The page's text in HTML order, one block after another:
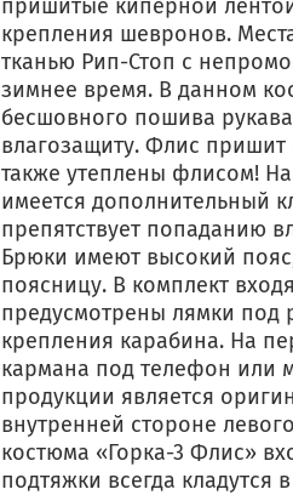
пришитые киперной
крепления шевронов.
тканью Рип-Стоп с
зимнее время. В данном
бесшовного пошива
влагозащиту. Флис
также утеплены флисом!
имеется дополнительный
препятствует попаданию
Брюки имеют высокий
поясницу. В комплект
предусмотрены лямки под
крепления карабина. На
кармана под телефон или
продукции является
внутренней стороне
костюма «Горка-3 Флис»
подтяжки всегда кладутся